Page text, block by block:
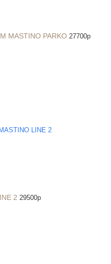
PARKO 27700p
2 29500p